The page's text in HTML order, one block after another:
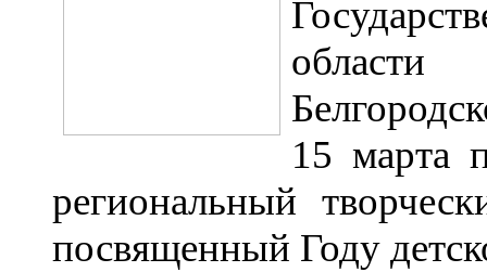
15 марта
региональный
посвященный Году